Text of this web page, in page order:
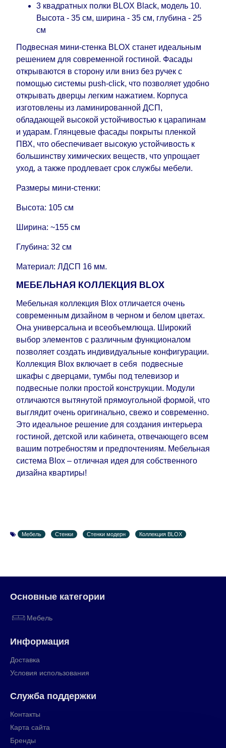
3 квадратных полки BLOX Black, модель 10.
Высота - 35 см, ширина - 35 см, глубина - 25
см
Подвесная мини-стенка BLOX станет идеальным
решением для современной гостиной. Фасады
открываются в сторону или вниз без ручек с
помощью системы push-click, что позволяет удобно
открывать дверцы легким нажатием. Корпуса
изготовлены из ламинированной ДСП,
обладающей высокой устойчивостью к царапинам
и ударам. Глянцевые фасады покрыты пленкой
ПВХ, что обеспечивает высокую устойчивость к
большинству химических веществ, что упрощает
уход, а также продлевает срок службы мебели.
Размеры мини-стенки:
Высота: 105 см
Ширина: ~155 см
Глубина: 32 см
Материал: ЛДСП 16 мм.
МЕБЕЛЬНАЯ КОЛЛЕКЦИЯ BLOX
Мебельная коллекция Blox отличается очень
современным дизайном в черном и белом цветах.
Она универсальна и всеобъемлюща. Широкий
выбор элементов с различным функционалом
позволяет создать индивидуальные конфигурации.
Коллекция Blox включает в себя подвесные
шкафы с дверцами, тумбы под телевизор и
подвесные полки простой конструкции. Модули
отличаются вытянутой прямоугольной формой, что
выглядит очень оригинально, свежо и современно.
Это идеальное решение для создания интерьера
гостиной, детской или кабинета, отвечающего всем
вашим потребностям и предпочтениям. Мебельная
система Blox – отличная идея для собственного
дизайна квартиры!
Мебель Стенки Стенки модерн Коллекция BLOX
Основные категории
Мебель
Информация
Доставка
Условия использования
Служба поддержки
Контакты
Карта сайта
Бренды